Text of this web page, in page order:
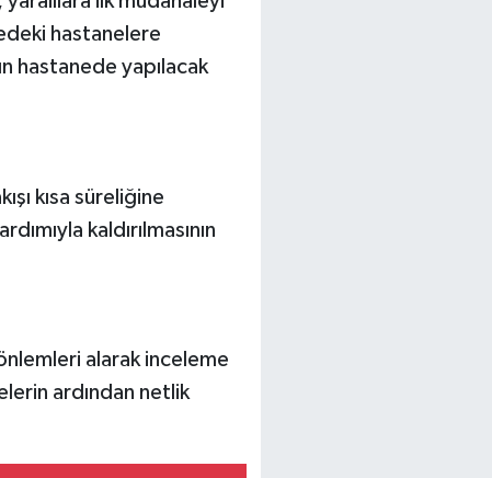
hastanelere
hastanede yapılacak
kısa süreliğine
kaldırılmasının
alarak inceleme
ardından netlik